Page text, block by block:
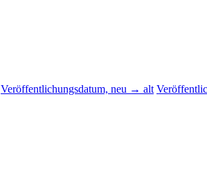
Veröffentlichungsdatum, neu → alt